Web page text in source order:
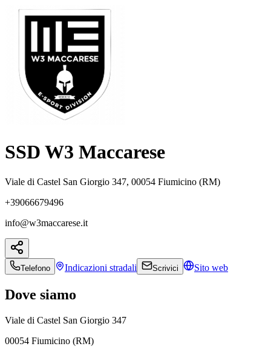
SSD W3 Maccarese
Viale di Castel San Giorgio 347, 00054 Fiumicino (RM)
+39066679496
info@w3maccarese.it
Telefono Indicazioni stradali Scrivici Sito web
Dove siamo
Viale di Castel San Giorgio 347
00054 Fiumicino (RM)